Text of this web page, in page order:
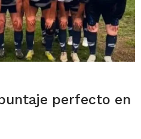
perfecto en